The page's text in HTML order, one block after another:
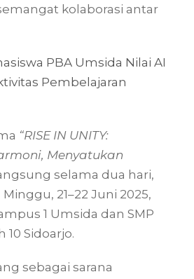
kolaborasi antar
PBA Umsida Nilai AI
Pembelajaran
“RISE IN UNITY:
Menyatukan
selama dua hari,
21–22 Juni 2025,
1 Umsida dan SMP
Sidoarjo.
sebagai sarana